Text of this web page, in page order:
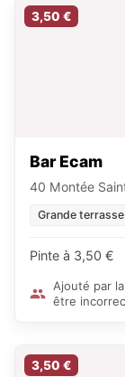
3,50 €
Bar Ecam
40 Montée
Grande terrasse
Pinte à 3,50 €
Ajouté par
être
3,50 €